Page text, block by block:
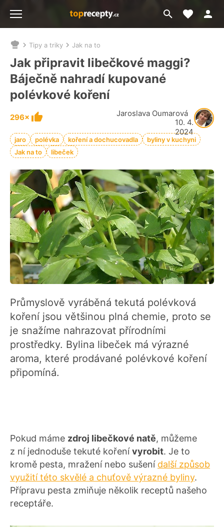
Přejít
na
Moje
Nacházíte
se
zde:
Tipy a triky Jak na to
Jak připravit libečkové maggi?
Báječně nahradí kupované
polévkové koření
296×
Jaroslava Oumarová
10. 4.
2024
jaro polévka koření a dochucovadla
byliny v kuchyni
Jak na to
libeček
Průmyslově vyráběná tekutá polévková
koření jsou většinou plná chemie, proto se
je snažíme nahrazovat přírodními
prostředky. Bylina libeček má výrazné
aroma, které prodávané polévkové koření
připomíná.
Pokud máme zdroj libečkové natě, můžeme
z ní jednoduše tekuté kořenívyrobit. Je to
kromě pesta, mražení nebo sušení další způsob
využití této skvělé a chuťově výrazné byliny.
Přípravu pesta zmiňuje několik receptů našeho
receptáře.